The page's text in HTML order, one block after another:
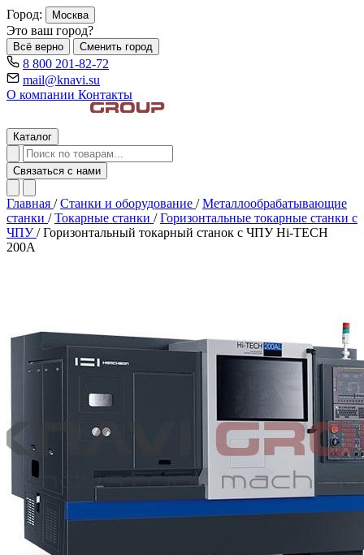
Город: Москва
Это ваш город?
Всё верно Сменить город
8 800 201-82-72
mail@knavi.su
О компании Контакты
Каталог
Связаться с нами
Главная / Станки и оборудование / Металлообрабатывающие
станки / Токарные станки / Горизонтальные токарные станки с
ЧПУ/ Горизонтальный токарный станок с ЧПУ Hi-TECH
200A